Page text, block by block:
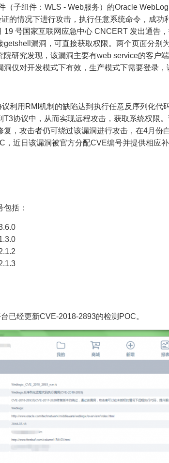
（子组件：WLS - Web服务）的Oracle
的情况下进行攻击，执行任意系统命令，成
19 号国家互联网应急中心 CNCERT 发出通告
getshell漏洞，可直接获取权限。两个页面分别
院研究发现，该漏洞主要有web service的客户
洞仅对开发模式下有效，生产模式下需要登录，
利用RMI机制的缺陷达到执行任意反序列化代
T3协议中，从而实现远程攻击，获取系统权限
复，攻击者仍可绕过该漏洞进行攻击，在4月份
，近日该漏洞被官方分配CVE编号并提供相应
括：
已经更新CVE-2018-2893的检测POC。